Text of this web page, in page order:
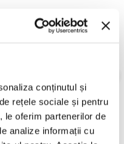
conținutul și
rețele sociale și pentru
le oferim partenerilor de
analize informații cu